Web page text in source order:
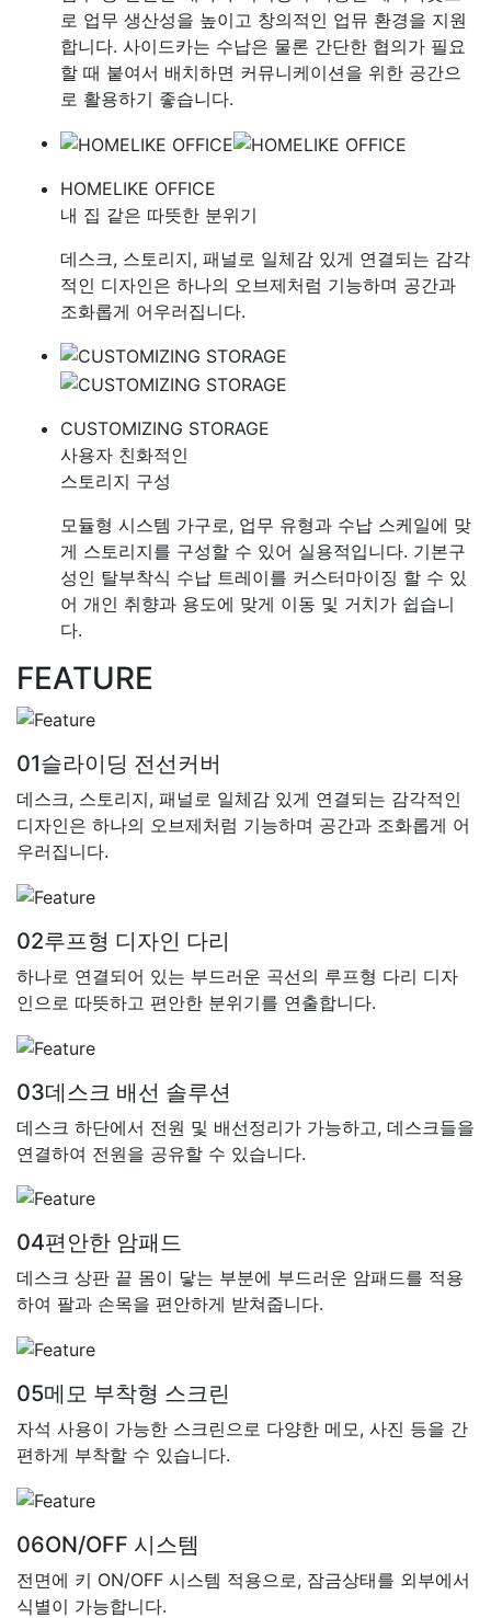
로 업무 생산성을 높이고 창의적인 업뮤 환경을 지원
합니다. 사이드카는 수납은 물론 간단한 협의가 필요
할 때 붙여서 배치하면 커뮤니케이션을 위한 공간으
로 활용하기 좋습니다.
HOMELIKE OFFICE
내 집 같은 따뜻한 분위기
데스크, 스토리지, 패널로 일체감 있게 연결되는 감각
적인 디자인은 하나의 오브제처럼 기능하며 공간과
조화롭게 어우러집니다.
CUSTOMIZING STORAGE
사용자 친화적인
스토리지 구성
모듈형 시스템 가구로, 업무 유형과 수납 스케일에 맞
게 스토리지를 구성할 수 있어 실용적입니다. 기본구
성인 탈부착식 수납 트레이를 커스터마이징 할 수 있
어 개인 취향과 용도에 맞게 이동 및 거치가 쉽습니
다.
FEATURE
01슬라이딩 전선커버
데스크, 스토리지, 패널로 일체감 있게 연결되는 감각적인
디자인은 하나의 오브제처럼 기능하며 공간과 조화롭게 어
우러집니다.
02루프형 디자인 다리
하나로 연결되어 있는 부드러운 곡선의 루프형 다리 디자
인으로 따뜻하고 편안한 분위기를 연출합니다.
03데스크 배선 솔루션
데스크 하단에서 전원 및 배선정리가 가능하고, 데스크들을
연결하여 전원을 공유할 수 있습니다.
04편안한 암패드
데스크 상판 끝 몸이 닿는 부분에 부드러운 암패드를 적용
하여 팔과 손목을 편안하게 받쳐줍니다.
05메모 부착형 스크린
자석 사용이 가능한 스크린으로 다양한 메모, 사진 등을 간
편하게 부착할 수 있습니다.
06ON/OFF 시스템
전면에 키 ON/OFF 시스템 적용으로, 잠금상태를 외부에서
식별이 가능합니다.